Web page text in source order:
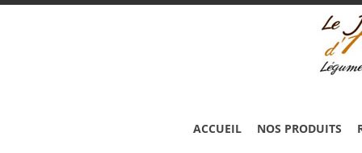
ACCUEIL NOS PRODUITS